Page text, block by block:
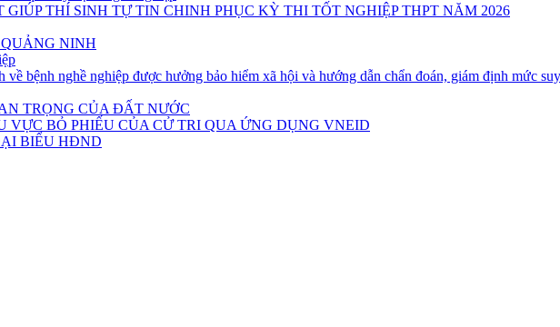
THÍ SINH TỰ TIN CHINH PHỤC KỲ THI TỐT NGHIỆP THPT NĂM 2026
NINH
bệnh nghề nghiệp được hưởng bảo hiểm xã hội và hướng dẫn chẩn đoán, giám định mức
TRỌNG CỦA ĐẤT NƯỚC
BỎ PHIẾU CỦA CỬ TRI QUA ỨNG DỤNG VNEID
BIỂU HĐND